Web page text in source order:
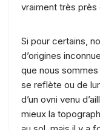
vraiment très
Si pour certains,
d’origines
que nous
se reflète ou de
d’un ovni venu
mieux la